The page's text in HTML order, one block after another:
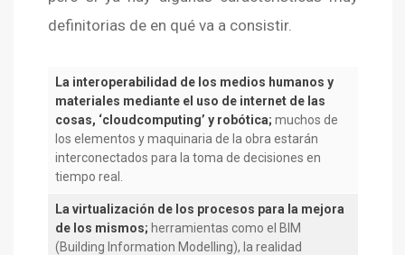
definitorias de en qué va a consistir.
La interoperabilidad de los medios humanos y
materiales mediante el uso de internet de las
cosas, ‘cloudcomputing’ y robótica; muchos de
los elementos y maquinaria de la obra estarán
interconectados para la toma de decisiones en
tiempo real.
La virtualización de los procesos para la mejora
de los mismos; herramientas como el BIM
(Building Information Modelling), la realidad